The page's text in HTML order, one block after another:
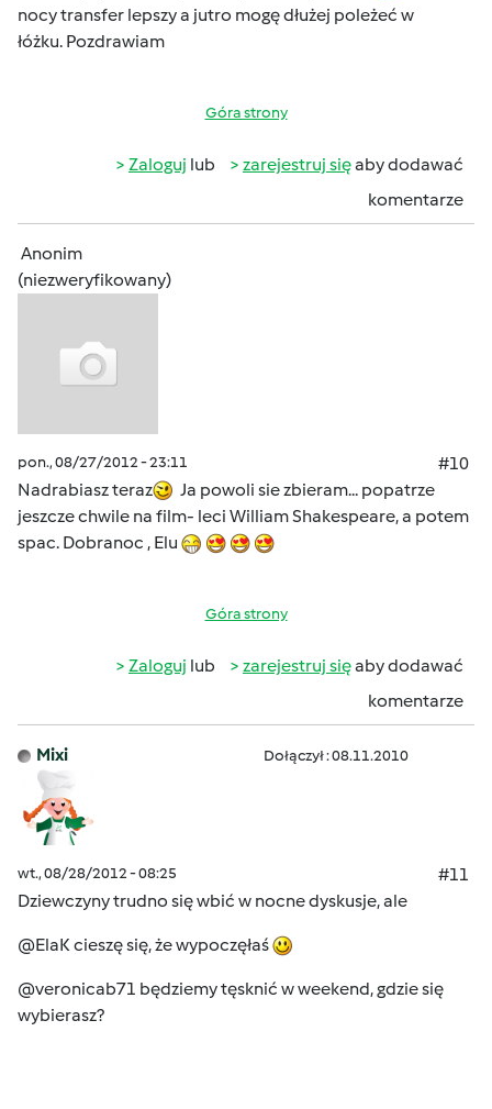
nocy transfer lepszy a jutro mogę dłużej poleżeć w
łóżku. Pozdrawiam
Góra strony
Zaloguj lub zarejestruj sięaby dodawać
komentarze
Anonim
(niezweryfikowany)
pon., 08/27/2012 - 23:11
#10
Nadrabiasz teraz
Ja powoli sie zbieram... popatrze
jeszcze chwile na film- leci William Shakespeare, a potem
spac. Dobranoc , Elu
Góra strony
Zaloguj lub zarejestruj sięaby dodawać
komentarze
Mixi Dołączył : 08.11.2010
wt., 08/28/2012 - 08:25
#11
Dziewczyny trudno się wbić w nocne dyskusje, ale
@ElaK cieszę się, że wypoczęłaś
@veronicab71 będziemy tęsknić w weekend, gdzie się
wybierasz?